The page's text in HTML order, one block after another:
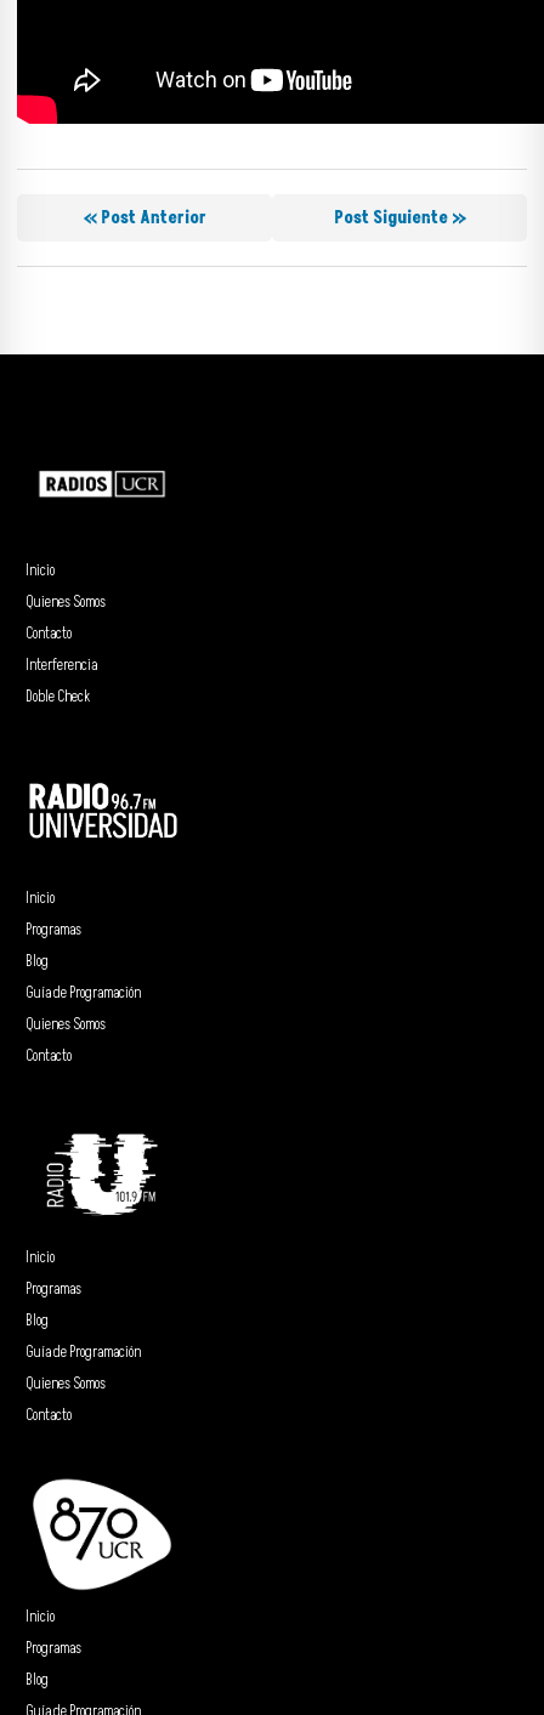
« Post Anterior Post Siguiente »
Inicio
Quienes Somos
Contacto
Interferencia
Doble Check
Inicio
Programas
Blog
Guía de Programación
Quienes Somos
Contacto
Inicio
Programas
Blog
Guía de Programación
Quienes Somos
Contacto
Inicio
Programas
Blog